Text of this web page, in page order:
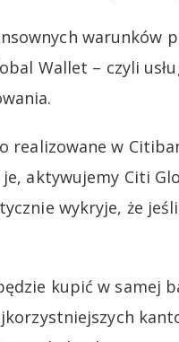
warunków
Wallet – czyli
realizowane w
je, aktywujemy Citi
wykryje, że
kupić w samej